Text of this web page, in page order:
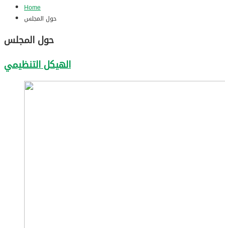
Home
حول المجلس
حول المجلس
الهيكل التنظيمي